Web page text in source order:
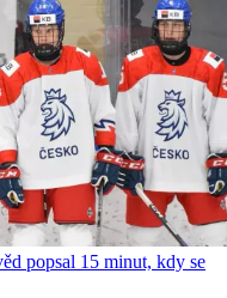
popsal 15 minut, kdy se